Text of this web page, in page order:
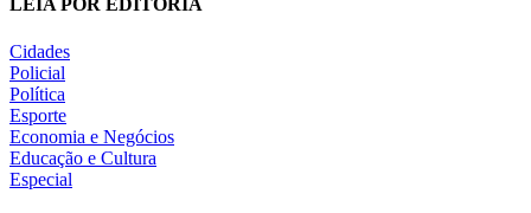
LEIA POR EDITORIA
Cidades
Policial
Política
Esporte
Economia e Negócios
Educação e Cultura
Especial